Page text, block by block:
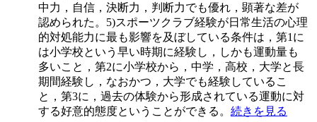
中力，自信，決断力，判断力でも優れ，顕著な差が
認められた。5)スポーツクラブ経験が日常生活の心理
的対処能力に最も影響を及ぼしている条件は，第1に
は小学校という早い時期に経験し，しかも運動量も
多いこと，第2に小学校から，中学，高校，大学と長
期間経験し，なおかつ，大学でも経験しているこ
と，第3に，過去の体験から形成されている運動に対
する好意的態度ということができる。 続きを見る